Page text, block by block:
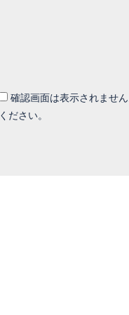
確認画面は表示されませ
ください。